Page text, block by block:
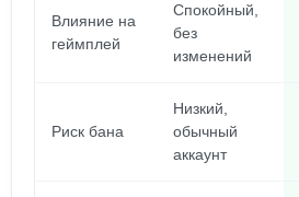
Влияние на
геймплей
Спокойный,
без
изменений
Риск бана
Низкий,
обычный
аккаунт